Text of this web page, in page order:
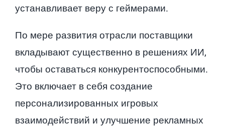
устанавливает веру с геймерами.
По мере развития отрасли поставщики
вкладывают существенно в решениях ИИ,
чтобы оставаться конкурентоспособными.
Это включает в себя создание
персонализированных игровых
взаимодействий и улучшение рекламных